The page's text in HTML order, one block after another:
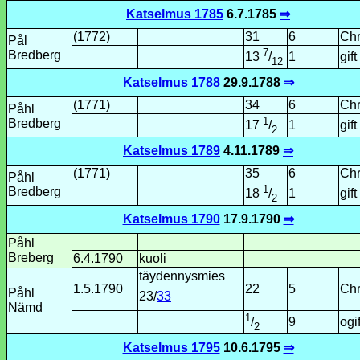
Katselmus 1785 6.7.1785 ⇒
Pål
Bredberg
(1772) 31 6
13 7/12 1
gift
Katselmus 178829.9.1788 ⇒
Påhl
Bredberg
(1771) 34 6
17 1 /2 1
gift
Katselmus 1789 4.11.1789 ⇒
Påhl
Bredberg
(1771) 35 6
18 1 /2 1
gift
Katselmus 179017.9.1790 ⇒
Påhl
Breberg
6.4.1790 kuoli
Påhl
Nämd
1.5.1790
täydennys­mies
23/33
22 5
1 /2 9
Katselmus 179510.6.1795 ⇒